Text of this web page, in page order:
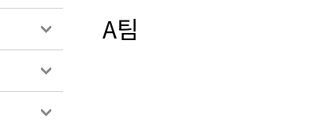
A팀